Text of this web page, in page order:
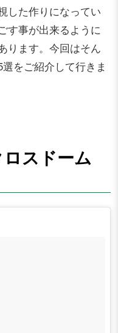
した作りになってい
す事が出来るように
ります。今回はそん
をご紹介して行きま
スドーム